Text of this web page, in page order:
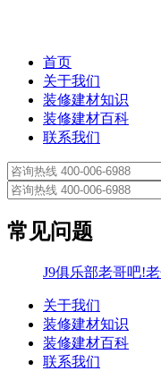
首页
关于我们
装修建材知识
装修建材百科
联系我们
常见问题
J9俱乐部老哥吧!
关于我们
装修建材知识
装修建材百科
联系我们